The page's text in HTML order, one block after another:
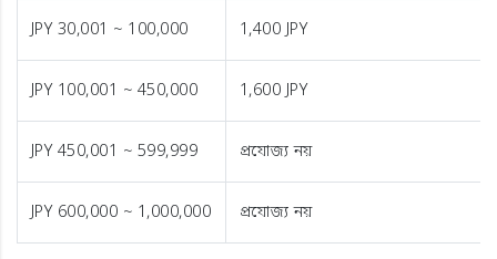
JPY 30,001 ~ 100,000 1,400 JPY
JPY 100,001 ~ 450,000 1,600 JPY
JPY 450,001 ~ 599,999 প্রযোজ্য নয়
JPY 600,000 ~ 1,000,000 প্রযোজ্য নয়